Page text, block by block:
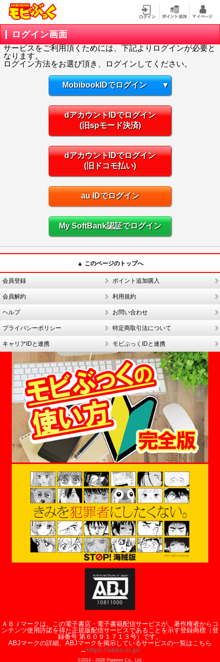
ログイン画面
サービスをご利用頂くためには、下記よりログインが必要と
なります。
ログイン方法をお選び頂き、ログインしてください。
MobibookIDでログイン ▼
dアカウントIDでログイン
(旧spモード決済)
dアカウントIDでログイン
(旧ドコモ払い)
au IDでログイン
My SoftBank認証でログイン
▲ このページのトップへ
会員登録 ポイント追加購入
会員解約 利用規約
ヘルプ お問い合わせ
プライバシーポリシー 特定商取引法について
キャリアIDと連携 モビぶっくIDと連携
ＡＢＪマークは、この電子書店・電子書籍配信サービスが、著作権者からコ
ンテンツ使用許諾を得た正規版配信サービスであることを示す登録商標（登
録番号 第６０９１７１３号）です。
ABJマークの詳細、ABJマークを掲示しているサービスの一覧はこちら
→ https://aebs.or.jp/
©2014 - 2026Popteen Co., Ltd.